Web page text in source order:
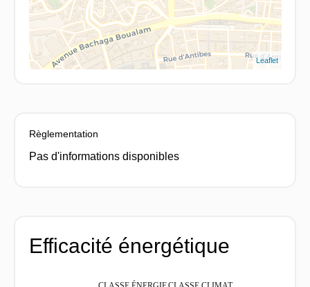
Leaflet
Règlementation
Pas d'informations disponibles
Efficacité énergétique